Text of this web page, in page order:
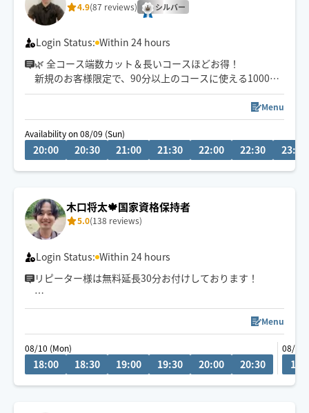
4.9(87 reviews) シルバー
Login Status: Within 24 hours
🌿 全コース端数カット＆長いコースほどお得！
新規のお客様限定で、90分以上のコースに使える1000円
引きクーポンもご用意しました。
※施術中や仕事中で返信が1〜2時間ほど遅れる場合があ
ります。ご了承ください。
Menu
Availability on 08/09 (Sun)
20:00 20:30 21:00 21:30 22:00 22:30 23:00
木口将太🍁国家資格保持者
5.0(138 reviews)
Login Status: Within 24 hours
リピーター様は無料延長30分お付けしております！
メッセージにて「無料延長希望」とお知らせ下さい。枠
Menu
08/10 (Mon)
18:00 18:30 19:00 19:30 20:00 20:30
08/11